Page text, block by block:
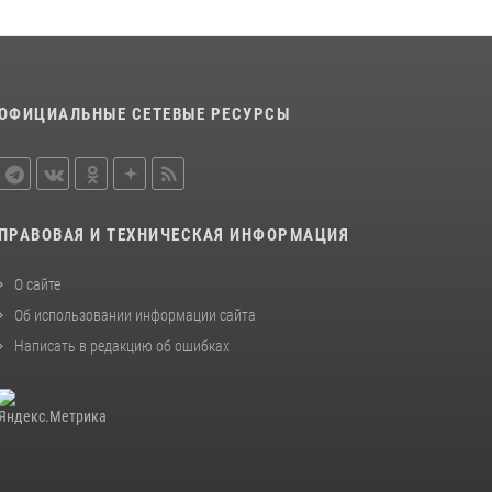
«Искусство есть» в Новотроицке
СЕТЕВЫЕ РЕСУРСЫ
ПРАВОВАЯ И ТЕХНИЧЕСКАЯ ИНФОРМАЦИЯ
О сайте
Об использовании информации сайта
Написать в редакцию об ошибках